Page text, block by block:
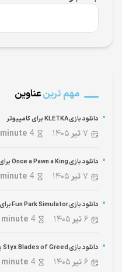
مهم ترینعناوین
دانلود بازی KLETKA برای کامپیوتر
۷تیر ۱۴۰۵ 4
minute
دانلود بازی Once a Pawn a King برای کامپیوتر
۷تیر ۱۴۰۵ 4
minute
دانلود بازی Fun Park Simulator برای کامپیوتر
۶تیر ۱۴۰۵ 4
minute
دانلود بازی Styx Blades of Greed برای کامپیوتر
۶تیر ۱۴۰۵ 4
minute